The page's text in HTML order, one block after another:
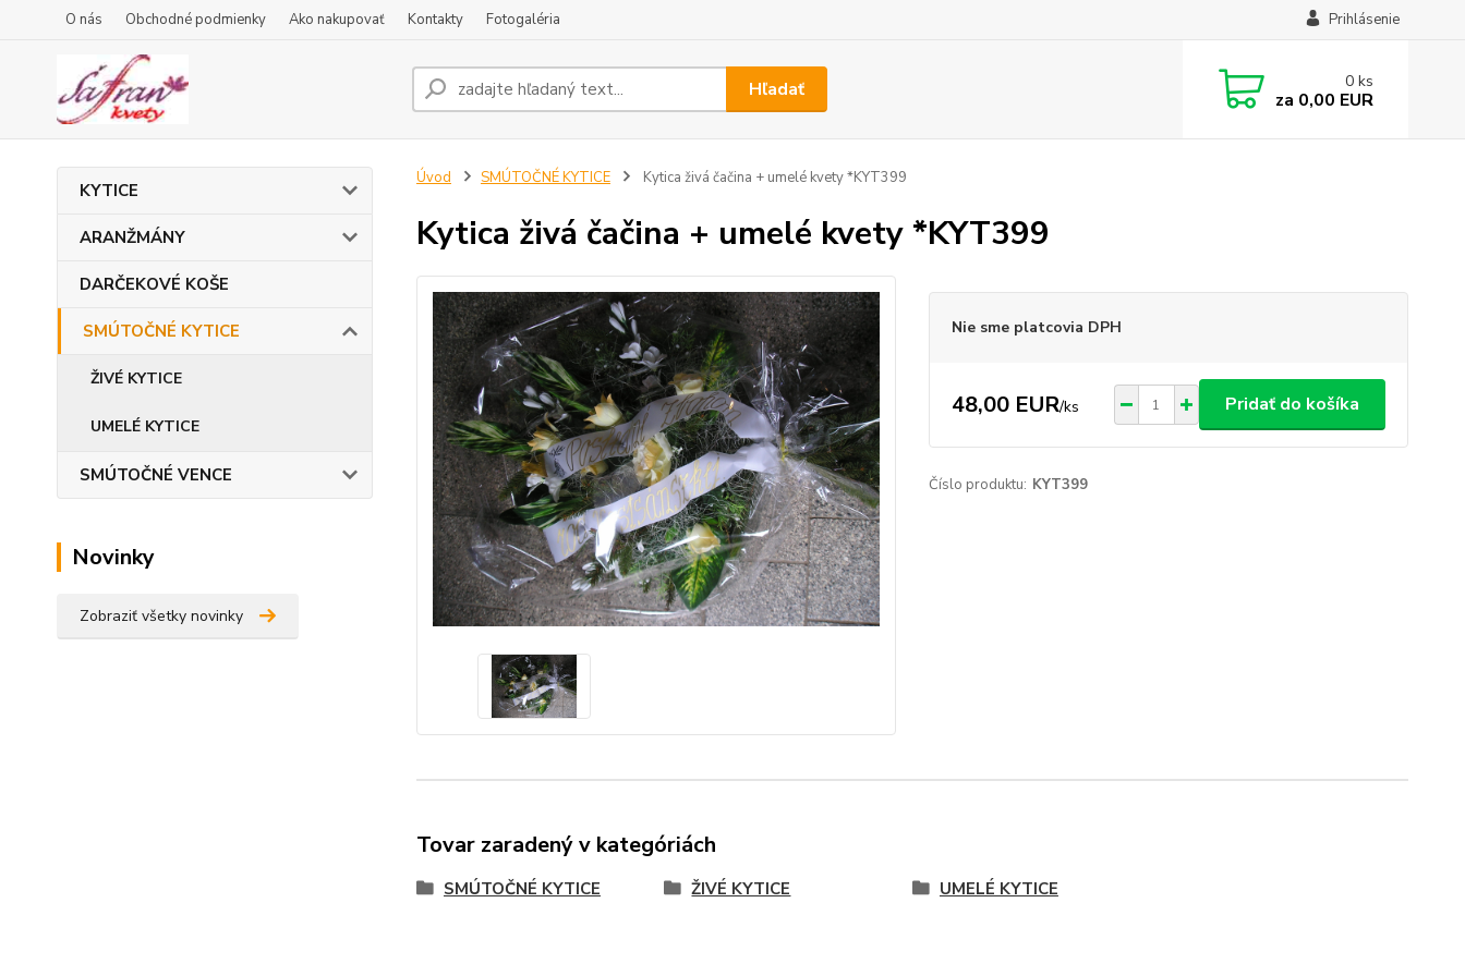
O nás Obchodné podmienky Ako nakupovať Kontakty Fotogaléria Prihlásenie
Hľadať 0 ks
za 0,00 EUR
KYTICE
ARANŽMÁNY
DARČEKOVÉ KOŠE
SMÚTOČNÉ KYTICE
ŽIVÉ KYTICE
UMELÉ KYTICE
SMÚTOČNÉ VENCE
Novinky
Zobraziť všetky novinky
Úvod SMÚTOČNÉ KYTICE Kytica živá čačina + umelé kvety *KYT399
Kytica živá čačina + umelé kvety *KYT399
Nie sme platcovia DPH
48,00 EUR/ks Pridať do košíka
Číslo produktu: KYT399
Tovar zaradený v kategóriách
SMÚTOČNÉ KYTICE ŽIVÉ KYTICE UMELÉ KYTICE